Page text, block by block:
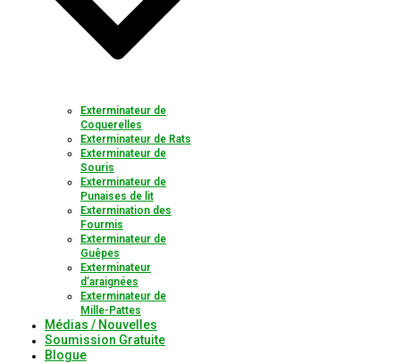
Exterminateur de
Coquerelles
Exterminateur de Rats
Exterminateur de
Souris
Exterminateur de
Punaises de lit
Extermination des
Fourmis
Exterminateur de
Guêpes
Exterminateur
d’araignées
Exterminateur de
Mille-Pattes
Médias / Nouvelles
Soumission Gratuite
Blogue